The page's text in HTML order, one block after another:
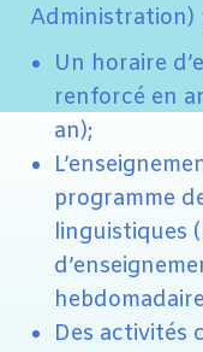
Administration)
Un horaire
renforcé en
an);
programme
linguistiques
Des activités